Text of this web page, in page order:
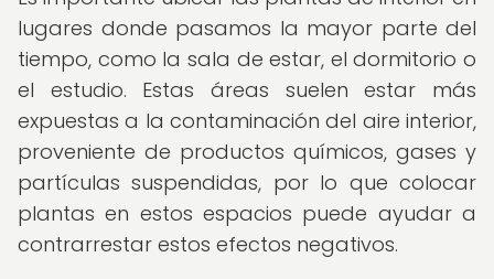
lugares donde pasamos la mayor parte del
tiempo, como la sala de estar, el dormitorio o
el estudio. Estas áreas suelen estar más
expuestas a la contaminación del aire interior,
proveniente de productos químicos, gases y
partículas suspendidas, por lo que colocar
plantas en estos espacios puede ayudar a
contrarrestar estos efectos negativos.